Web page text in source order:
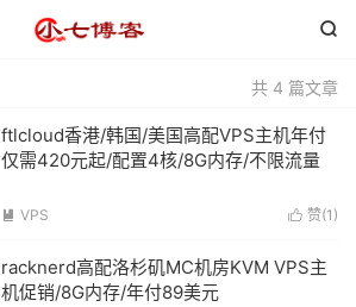

共 4 篇文章
ftlcloud香港/韩国/美国高配VPS主机年付
仅需420元起/配置4核/8G内存/不限流量
 赞(1 )
 VPS
racknerd高配洛杉矶MC机房KVM VPS主
机促销/8G内存/年付89美元